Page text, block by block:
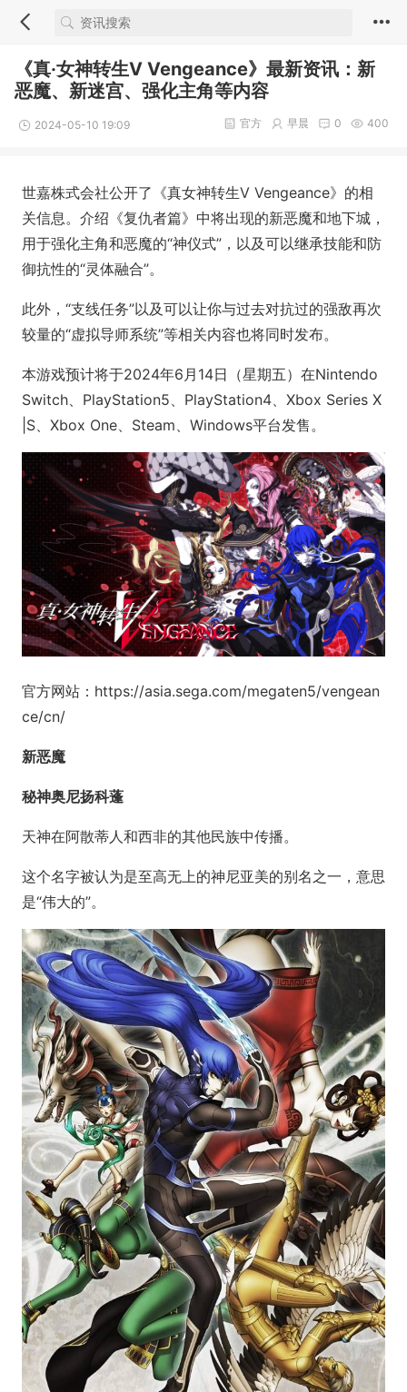
《真·女神转生Ⅴ Vengeance》最新资讯：新
恶魔、新迷宫、强化主角等内容
2024-05-10 19:09 400
0
早晨
官方
世嘉株式会社公开了《真女神转生V Vengeance》的相
关信息。介绍《复仇者篇》中将出现的新恶魔和地下城，
用于强化主角和恶魔的“神仪式”，以及可以继承技能和防
御抗性的“灵体融合”。
此外，“支线任务”以及可以让你与过去对抗过的强敌再次
较量的“虚拟导师系统”等相关内容也将同时发布。
本游戏预计将于2024年6月14日（星期五）在Nintendo
Switch、PlayStation5、PlayStation4、Xbox Series X
|S、Xbox One、Steam、Windows平台发售。
官方网站：https://asia.sega.com/megaten5/vengean
ce/cn/
新恶魔
秘神奥尼扬科蓬
天神在阿散蒂人和西非的其他民族中传播。
这个名字被认为是至高无上的神尼亚美的别名之一，意思
是“伟大的”。